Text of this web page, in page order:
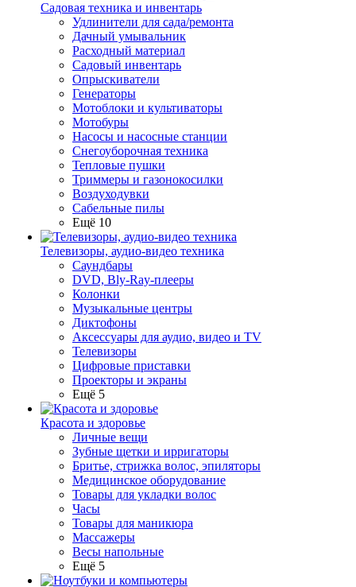
Садовая техника и инвентарь
Удлинители для сада/ремонта
Дачный умывальник
Расходный материал
Садовый инвентарь
Опрыскиватели
Генераторы
Мотоблоки и культиваторы
Мотобуры
Насосы и насосные станции
Снегоуборочная техника
Тепловые пушки
Триммеры и газонокосилки
Воздуходувки
Сабельные пилы
Ещё 10
Телевизоры, аудио-видео техника
Саундбары
DVD, Bly-Ray-плееры
Колонки
Музыкальные центры
Диктофоны
Аксессуары для аудио, видео и TV
Телевизоры
Цифровые приставки
Проекторы и экраны
Ещё 5
Красота и здоровье
Личные вещи
Зубные щетки и ирригаторы
Бритье, стрижка волос, эпиляторы
Медицинское оборудование
Товары для укладки волос
Часы
Товары для маникюра
Массажеры
Весы напольные
Ещё 5